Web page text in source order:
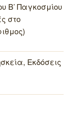
Β’ Παγκοσμίου
στο
Εκδόσεις